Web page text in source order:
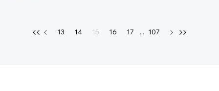
13 14 15 16 17 ... 107